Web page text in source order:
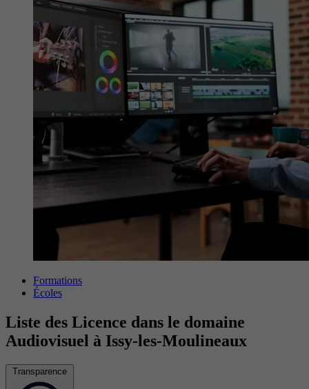
Formations
Écoles
Liste des Licence dans le domaine
Audiovisuel à Issy-les-Moulineaux
Transparence